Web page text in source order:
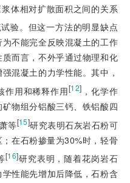
体相对扩散面积之间的关系
验。但这一方法的明显缺点
不能完全反映混凝土的工作
而言，不外乎通过物理和化
混凝土的力学性能。其中，
作用和稀释作用[12] ，化学作
物组分铝酸三钙、铁铝酸四
等[15]研究表明石灰岩石粉可
在石粉掺量为30%时，轻骨
[16]研究表明，随着花岗岩石
性能先增加后降低，石粉含